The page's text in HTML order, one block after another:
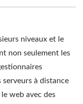
niveaux et le
non seulement les
à distance
web avec des